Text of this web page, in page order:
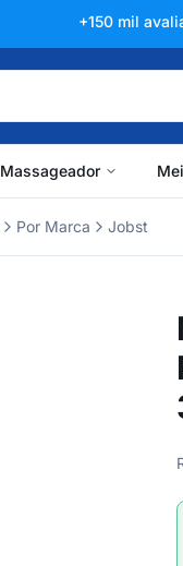
Líder há mais de
Massageador
Por Marca Jobst